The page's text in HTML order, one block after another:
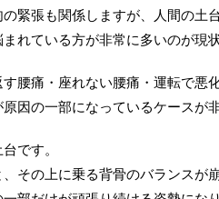
の緊張も関係しますが、人間の土
れている方が非常に多いのが現状
腰痛・座れない腰痛・運転で悪
原因の一部になっているケースが
です。
その上に乗る背骨のバランスが崩